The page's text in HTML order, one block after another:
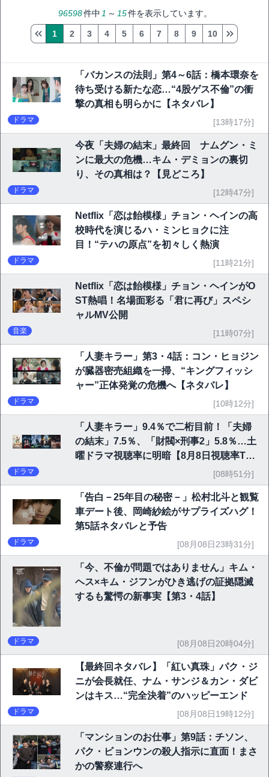
96598件中 1 ～ 15件を表示しています。
1 2 3 4 5 6 7 8 9 10
「バカンスの法則」第4～6話：橋本環奈を
待ち受ける新たな恋…“4股ゲス不倫”の衝
撃の真相も明らかに【ネタバレ】
ドラマ [13時17分]
今夜「夫婦の結末」最終回 ナムグン・ミ
ンに最大の危機…キム・デミョンの裏切
り、その真相は？【見どころ】
ドラマ [12時47分]
Netflix「恋は飴模様」チョン・ヘインの高
校時代を演じるハ・ミンヒョクに注
目！“テハの原点”を初々しく熱演
ドラマ [11時21分]
Netflix「恋は飴模様」チョン・ヘインがO
ST熱唱！名場面彩る「君に再び」スペシ
ャルMV公開
音楽 [11時07分]
「人妻キラー」第3・4話：コン・ヒョジン
が臓器密売組織を一掃、“キングフィッシ
ャー”正体発覚の危機へ【ネタバレ】
ドラマ [10時12分]
「人妻キラー」9.4％で二桁目前！「夫婦
の結末」7.5％、「財閥×刑事2」5.8％…土
曜ドラマ視聴率に明暗【8月8日視聴率TO
ドラマ [08時51分]
「告白－25年目の秘密－」松村北斗と観覧
車デート後、岡崎紗絵がサプライズハグ！
第5話ネタバレと予告
ドラマ [08月08日23時31分]
「今、不倫が問題ではありません」キム・
ヘス×キム・ジフンがひき逃げの証拠隠滅
するも驚愕の新事実【第3・4話】
ドラマ [08月08日20時04分]
【最終回ネタバレ】「紅い真珠」パク・ジ
ニが会長就任、ナム・サンジ＆カン・ダビ
ンはキス…“完全決着”のハッピーエンド
ドラマ [08月08日19時12分]
「マンションのお仕事」第9話：チソン、
パク・ビョンウンの殺人指示に直面！まさ
かの警察連行へ